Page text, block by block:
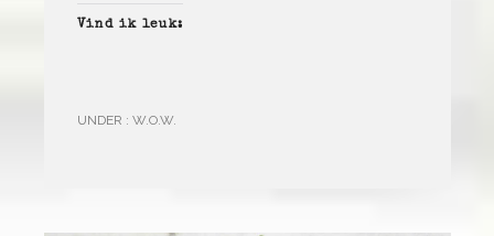
Vind ik leuk:
UNDER : W.O.W.